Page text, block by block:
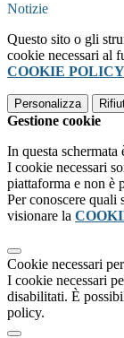
Notizie
Questo sito o gli
cookie necessari al
COOKIE POLICY
Personalizza
Gestione cookie
In questa
I cookie necessari
piattaforma e non è
Per conoscere quali
visionare la
Cookie necessari
I cookie necessari
disabilitati. È
policy.